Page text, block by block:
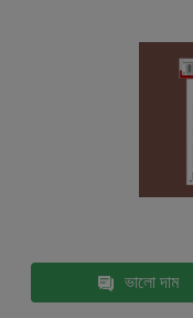
ভালো দাম